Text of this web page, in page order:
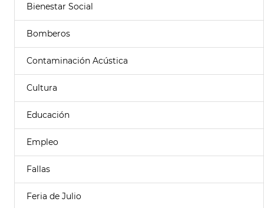
Bienestar Social
Bomberos
Contaminación Acústica
Cultura
Educación
Empleo
Fallas
Feria de Julio